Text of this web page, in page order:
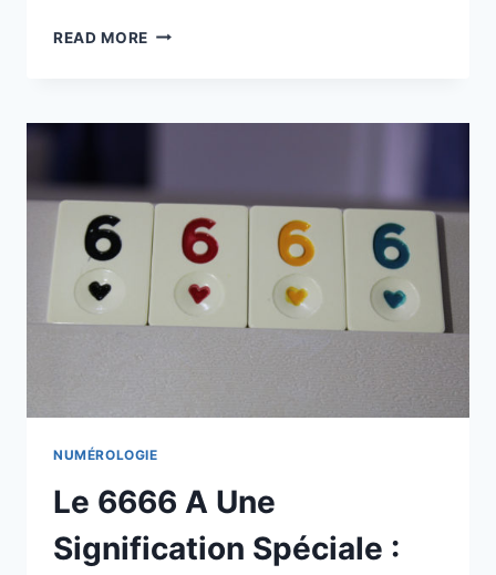
READ MORE LE
NOMBRE
UNE
SIGNIFICATION
BIEN
PARTICULIÈRE
NUMÉROLOGIE
Le 6666 A Une
Signification Spéciale :